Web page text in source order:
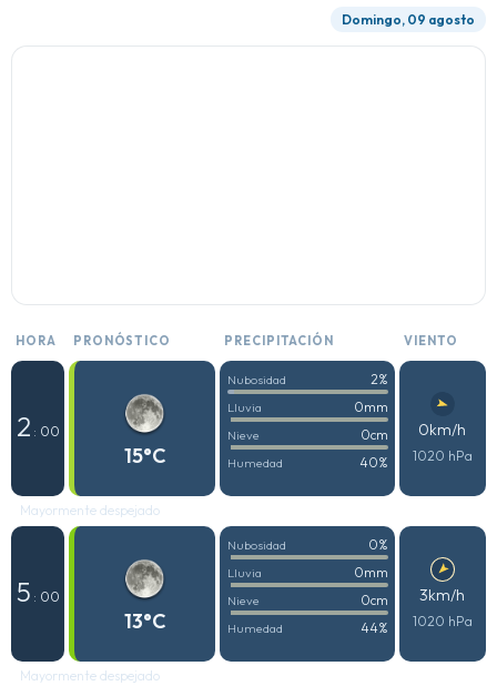
Domingo, 09 agosto
HORA PRONÓSTICO PRECIPITACIÓN VIENTO
2 : 00
15°C
Nubosidad 2%
Lluvia 0mm
Nieve 0cm
Humedad 40%
0km/h
1020 hPa
Mayormente despejado
5 : 00
13°C
Nubosidad 0%
Lluvia 0mm
Nieve 0cm
Humedad 44%
3km/h
1020 hPa
Mayormente despejado